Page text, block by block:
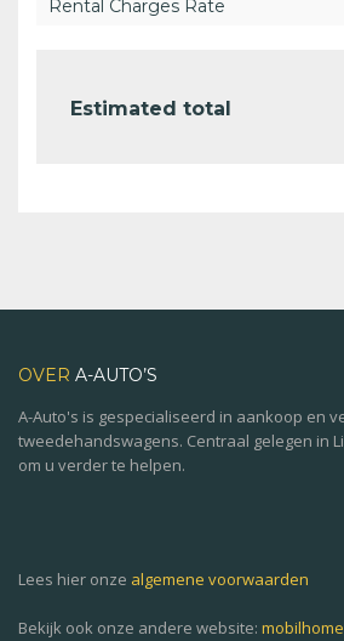
Rental Charges Rate
Estimated total
OVER A-AUTO’S
A-Auto's is gespecialiseerd in aankoop en
tweedehandswagens. Centraal gelegen in
om u verder te helpen.
Lees hier onze algemene voorwaarden
Bekijk ook onze andere website: